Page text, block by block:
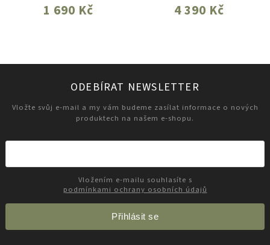
1 690 Kč 4 390 Kč
ODEBÍRAT NEWSLETTER
Vložte svůj e-mail a my vám budeme zasílat informace o nových
produktech na našem e-shopu.
podmínkami ochrany osobních údajů
Přihlásit se